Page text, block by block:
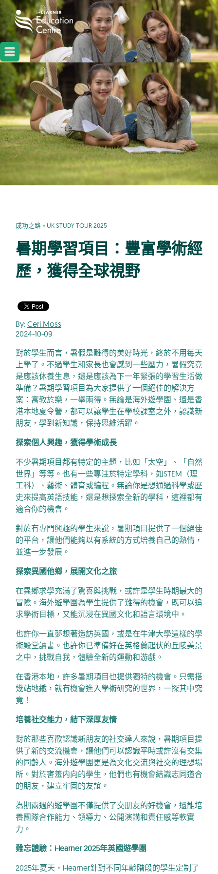
成功之路» UK STUDY TOUR 2025
暑期學習項目：豐富學術經
歷，獲得全球視野
By: Ceri Moss
2024-10-09
對於學生而言，暑假是難得的美好時光，終於不用每天
上學了。不過學生和家長也會感到一些壓力，暑假究竟
是應該休養生息，還是應該為下一年緊張的學習生活做
準備？暑期學習項目為大家提供了一個絕佳的解決方
案：寓教於樂，一舉兩得。無論是海外遊學團、還是香
港本地夏令營，都可以讓學生在學校課室之外，認識新
朋友，學到新知識，保持思維活躍。
探索個人興趣，獲得學術成長
不少暑期項目都有特定的主題，比如「太空」、「自然
世界」等等。也有一些專注於特定學科，如STEM（理
工科）、藝術、體育或編程。無論你是想通過科學或歷
史來提高英語技能，還是想探索全新的學科，這裡都有
適合你的機會。
對於有專門興趣的學生來說，暑期項目提供了一個絕佳
的平台，讓他們能夠以有系統的方式培養自己的熱情，
並進一步發展。
探索異國他鄉，展開文化之旅
在異鄉求學充滿了驚喜與挑戰，或許是學生時期最大的
冒險。海外遊學團為學生提供了難得的機會，既可以追
求學術目標，又能沉浸在異國文化和語言環境中。
也許你一直夢想著造訪英國，或是在牛津大學這樣的學
術殿堂讀書。也許你已準備好在英格蘭起伏的丘陵美景
之中，挑戰自我，體驗全新的運動和游戲。
在香港本地，許多暑期項目也提供獨特的機會。只需搭
幾站地鐵，就有機會進入學術研究的世界，一探其中究
竟！
培養社交能力，結下深厚友情
對於那些喜歡認識新朋友的社交達人來說，暑期項目提
供了新的交流機會，讓他們可以認識平時或許沒有交集
的同齡人。海外遊學團更是為文化交流與社交的理想場
所。對於害羞内向的學生，他們也有機會結識志同道合
的朋友，建立牢固的友誼。
為期兩週的遊學團不僅提供了交朋友的好機會，還能培
養團隊合作能力、領導力、公開演講和責任感等軟實
力。
難忘體驗：i-learner 2025年英國遊學團
2025年夏天，i-learner針對不同年齡階段的學生定制了